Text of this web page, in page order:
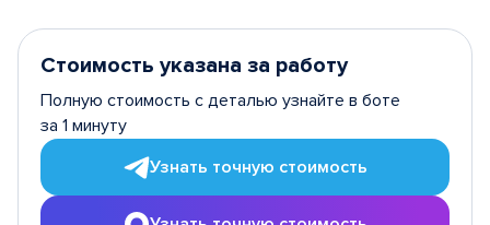
Стоимость указана за работу
Полную стоимость с деталью узнайте в боте
за 1 минуту
Узнать точную стоимость